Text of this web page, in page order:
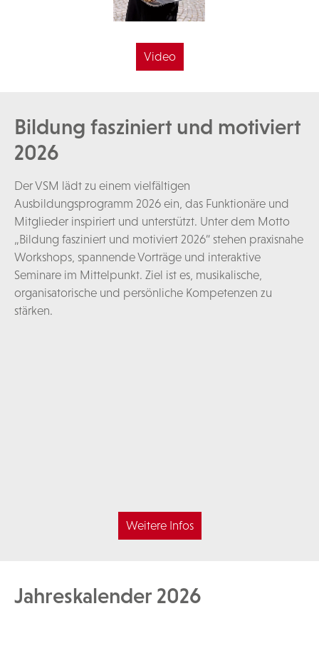
Video
Bildung fasziniert und motiviert
2026
Der VSM lädt zu einem vielfältigen
Ausbildungsprogramm 2026 ein, das Funktionäre und
Mitglieder inspiriert und unterstützt. Unter dem Motto
„Bildung fasziniert und motiviert 2026“ stehen praxisnahe
Workshops, spannende Vorträge und interaktive
Seminare im Mittelpunkt. Ziel ist es, musikalische,
organisatorische und persönliche Kompetenzen zu
stärken.
Weitere Infos
Jahreskalender 2026